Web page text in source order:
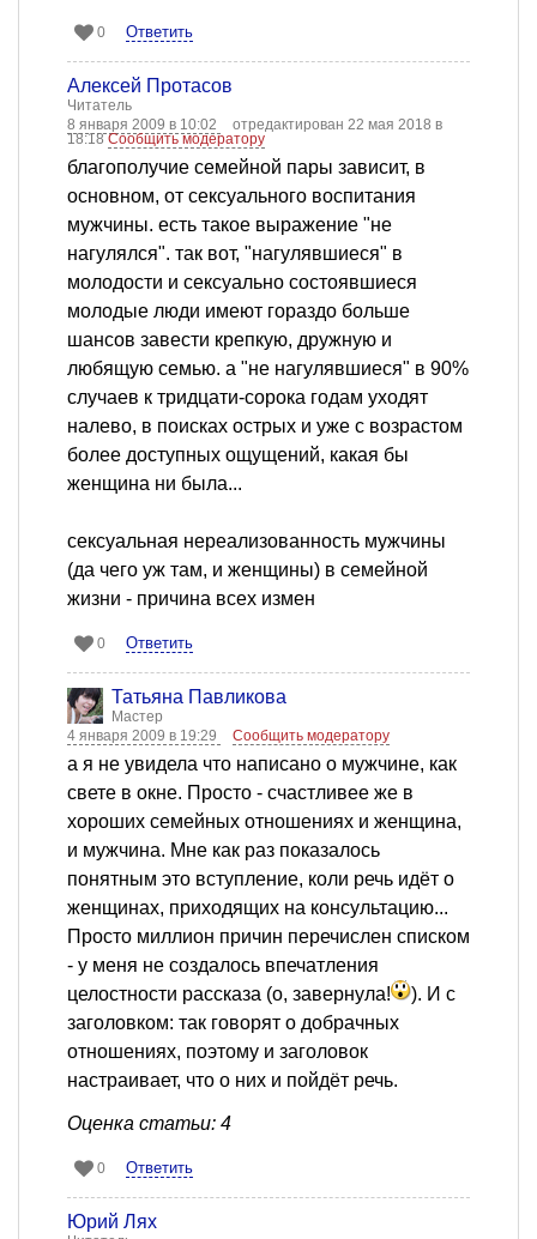
0 Ответить
Алексей Протасов
Читатель
8 января 2009 в 10:02
отредактирован 22 мая 2018 в
18:18Сообщить модератору
благополучие семейной пары зависит, в
основном, от сексуального воспитания
мужчины. есть такое выражение "не
нагулялся". так вот, "нагулявшиеся" в
молодости и сексуально состоявшиеся
молодые люди имеют гораздо больше
шансов завести крепкую, дружную и
любящую семью. а "не нагулявшиеся" в 90%
случаев к тридцати-сорока годам уходят
налево, в поисках острых и уже с возрастом
более доступных ощущений, какая бы
женщина ни была...
сексуальная нереализованность мужчины
(да чего уж там, и женщины) в семейной
жизни - причина всех измен
0 Ответить
Татьяна Павликова
Мастер
4 января 2009 в 19:29
Сообщить модератору
а я не увидела что написано о мужчине, как
свете в окне. Просто - счастливее же в
хороших семейных отношениях и женщина,
и мужчина. Мне как раз показалось
понятным это вступление, коли речь идёт о
женщинах, приходящих на консультацию...
Просто миллион причин перечислен списком
- у меня не создалось впечатления
целостности рассказа (о, завернула!
). И с
заголовком: так говорят о добрачных
отношениях, поэтому и заголовок
настраивает, что о них и пойдёт речь.
Оценка статьи: 4
0 Ответить
Юрий Лях